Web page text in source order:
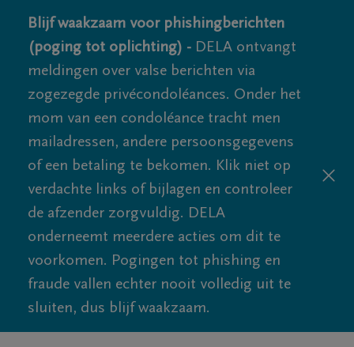
Blijf waakzaam voor phishingberichten
(poging tot oplichting) - DELA ontvangt
meldingen over valse berichten via
zogezegde privécondoléances. Onder het
mom van een condoléance tracht men
mailadressen, andere persoonsgegevens
of een betaling te bekomen. Klik niet op
verdachte links of bijlagen en controleer
de afzender zorgvuldig. DELA
onderneemt meerdere acties om dit te
voorkomen. Pogingen tot phishing en
fraude vallen echter nooit volledig uit te
sluiten, dus blijf waakzaam.